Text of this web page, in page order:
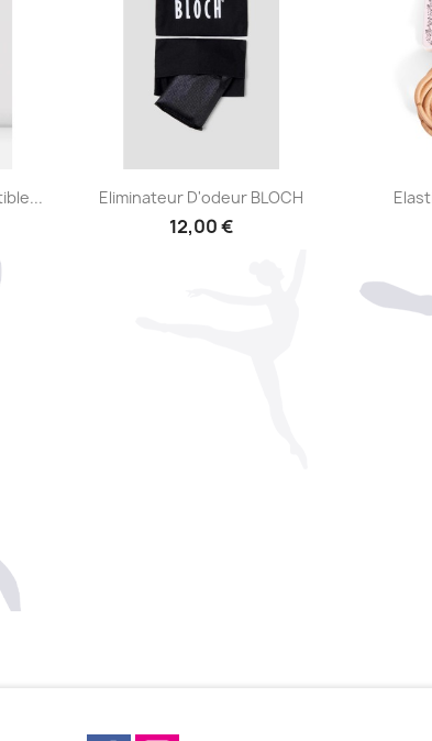
Aperçu rapide
Eliminateur D'odeur BLOCH
12,00 €
